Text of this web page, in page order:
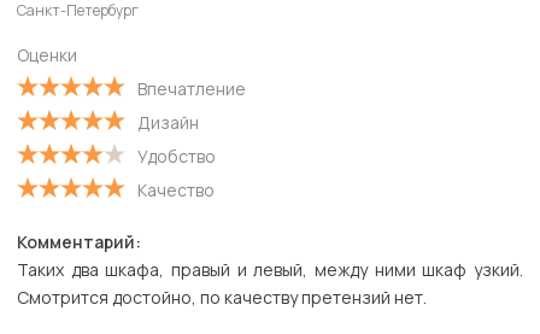
С низкой оценкой
Санкт-Петербург
Оценки
Впечатление
Дизайн
Удобство
Качество
Комментарий:
Таких два шкафа, правый и левый, между ними шкаф узкий.
Смотрится достойно, по качеству претензий нет.